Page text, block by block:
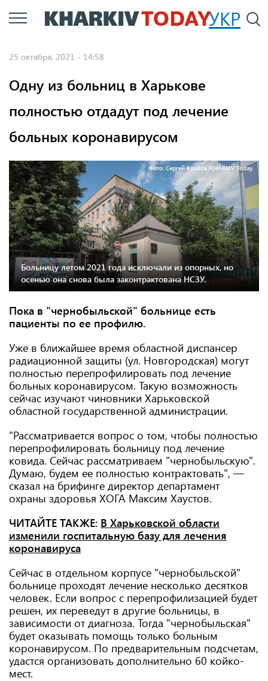
Перейти
к
УКР
25 октября, 2021 - 14:58
Одну из больниц в Харькове
полностью отдадут под лечение
больных коронавирусом
Фото: Сергей Козлов/KHARKIV Today.
Больницу летом 2021 года исключали из опорных, но
осенью она снова была законтрактована НСЗУ.
Пока в "чернобыльской" больнице есть
пациенты по ее профилю.
Уже в ближайшее время областной диспансер
радиационной защиты (ул. Новгородская) могут
полностью перепрофилировать под лечение
больных коронавирусом. Такую возможность
сейчас изучают чиновники Харьковской
областной государственной администрации.
"Рассматривается вопрос о том, чтобы полностью
перепрофилировать больницу под лечение
ковида. Сейчас рассматриваем "чернобыльскую".
Думаю, будем ее полностью контрактовать", —
сказал на брифинге директор департамент
охраны здоровья ХОГА Максим Хаустов.
ЧИТАЙТЕ ТАКЖЕ: В Харьковской области
изменили госпитальную базу для лечения
коронавируса
Сейчас в отдельном корпусе "чернобыльской"
больнице проходят лечение несколько десятков
человек. Если вопрос с перепрофилизацией будет
решен, их переведут в другие больницы, в
зависимости от диагноза. Тогда "чернобыльская"
будет оказывать помощь только больным
коронавирусом. По предварительным подсчетам,
удастся организовать дополнительно 60 койко-
мест.